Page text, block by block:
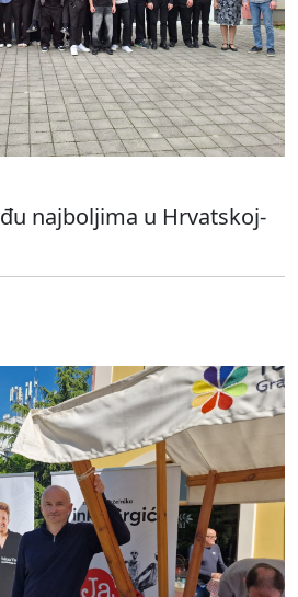
najboljima u Hrvatskoj-